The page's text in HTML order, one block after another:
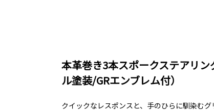
本革巻き3本スポークステアリン
ル塗装/GRエンブレム付）
クイックなレスポンスと、手のひらに馴染むグ